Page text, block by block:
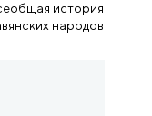
история
народов